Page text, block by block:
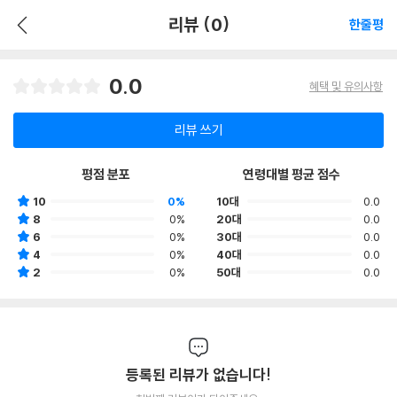
리뷰 (0) 한줄평
0.0 혜택 및 유의사항
리뷰 쓰기
평점 분포
10
0%
8
0%
6
0%
4
0%
2
0%
연령대별 평균 점수
10대
0.0
20대
0.0
30대
0.0
40대
0.0
50대
0.0
등록된 리뷰가 없습니다!